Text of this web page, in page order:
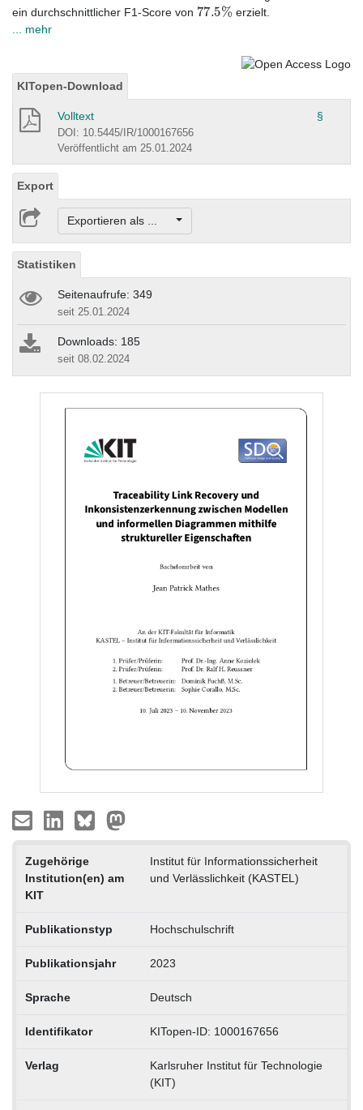
ein durchschnittlicher F1-Score von 77.5%erzielt.
... mehr
KITopen-Download
Volltext §
DOI: 10.5445/IR/1000167656
Veröffentlicht am 25.01.2024
Export
Exportieren als ...
Statistiken
Seitenaufrufe: 349
seit 25.01.2024
Downloads: 185
seit 08.02.2024
Zugehörige
Institution(en) am
KIT
Institut für Informationssicherheit
und Verlässlichkeit (KASTEL)
Publikationstyp Hochschulschrift
Publikationsjahr 2023
Sprache Deutsch
Identifikator KITopen-ID: 1000167656
Verlag
Karlsruher Institut für Technologie
(KIT)